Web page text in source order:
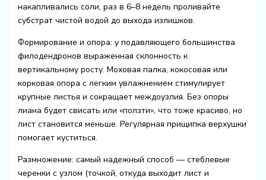
накапливались соли, раз в 6–8 недель проливайте
субстрат чистой водой до выхода излишков.
Формирование и опора: у подавляющего большинства
филодендронов выраженная склонность к
вертикальному росту. Моховая палка, кокосовая или
корковая опора с легким увлажнением стимулирует
крупные листья и сокращает междоузлия. Без опоры
лиана будет свисать или «ползти», что тоже красиво, но
лист становится меньше. Регулярная прищипка верхушки
помогает куститься.
Размножение: самый надежный способ — стеблевые
черенки с узлом (точкой, откуда выходит лист и